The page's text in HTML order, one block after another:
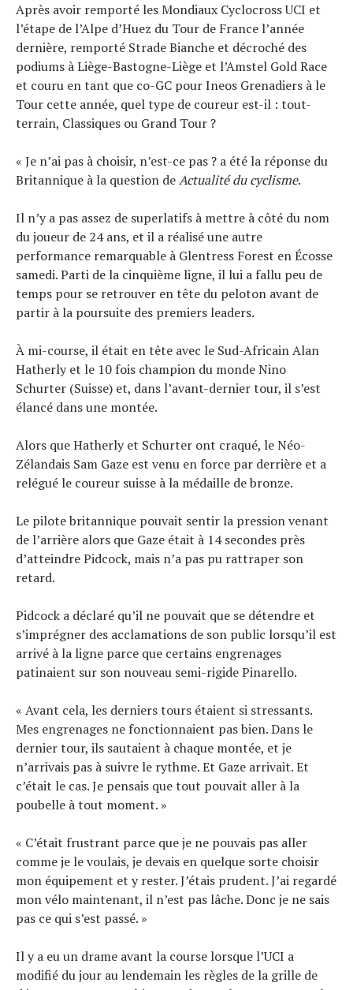
Après avoir remporté les Mondiaux Cyclocross UCI et
l’étape de l’Alpe d’Huez du Tour de France l’année
dernière, remporté Strade Bianche et décroché des
podiums à Liège-Bastogne-Liège et l’Amstel Gold Race
et couru en tant que co-GC pour Ineos Grenadiers à le
Tour cette année, quel type de coureur est-il : tout-
terrain, Classiques ou Grand Tour ?
« Je n’ai pas à choisir, n’est-ce pas ? a été la réponse du
Britannique à la question deActualité du cyclisme.
Il n’y a pas assez de superlatifs à mettre à côté du nom
du joueur de 24 ans, et il a réalisé une autre
performance remarquable à Glentress Forest en Écosse
samedi. Parti de la cinquième ligne, il lui a fallu peu de
temps pour se retrouver en tête du peloton avant de
partir à la poursuite des premiers leaders.
À mi-course, il était en tête avec le Sud-Africain Alan
Hatherly et le 10 fois champion du monde Nino
Schurter (Suisse) et, dans l’avant-dernier tour, il s’est
élancé dans une montée.
Alors que Hatherly et Schurter ont craqué, le Néo-
Zélandais Sam Gaze est venu en force par derrière et a
relégué le coureur suisse à la médaille de bronze.
Le pilote britannique pouvait sentir la pression venant
de l’arrière alors que Gaze était à 14 secondes près
d’atteindre Pidcock, mais n’a pas pu rattraper son
retard.
Pidcock a déclaré qu’il ne pouvait que se détendre et
s’imprégner des acclamations de son public lorsqu’il est
arrivé à la ligne parce que certains engrenages
patinaient sur son nouveau semi-rigide Pinarello.
« Avant cela, les derniers tours étaient si stressants.
Mes engrenages ne fonctionnaient pas bien. Dans le
dernier tour, ils sautaient à chaque montée, et je
n’arrivais pas à suivre le rythme. Et Gaze arrivait. Et
c’était le cas. Je pensais que tout pouvait aller à la
poubelle à tout moment. »
« C’était frustrant parce que je ne pouvais pas aller
comme je le voulais, je devais en quelque sorte choisir
mon équipement et y rester. J’étais prudent. J’ai regardé
mon vélo maintenant, il n’est pas lâche. Donc je ne sais
pas ce qui s’est passé. »
Il y a eu un drame avant la course lorsque l’UCI a
modifié du jour au lendemain les règles de la grille de
Tous nos articles
À propos